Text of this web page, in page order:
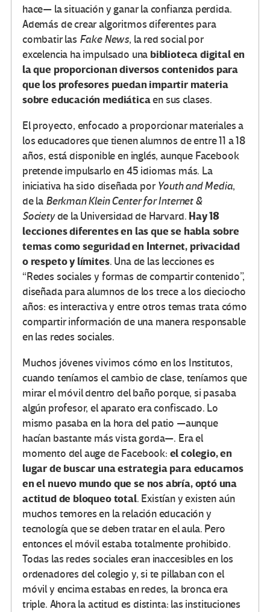
hace— la situación y ganar la confianza perdida.
Además de crear algoritmos diferentes para
combatir las Fake News, la red social por
excelencia ha impulsado una biblioteca digital en
la que proporcionan diversos contenidos para
que los profesores puedan impartir materia
sobre educación mediáticaen sus clases.
El proyecto, enfocado a proporcionar materiales a
los educadores que tienen alumnos de entre 11 a 18
años, está disponible en inglés, aunque Facebook
pretende impulsarlo en 45 idiomas más. La
iniciativa ha sido diseñada por Youth and Media,
de la Berkman Klein Center for Internet &
Societyde la Universidad de Harvard. Hay 18
lecciones diferentes en las que se habla sobre
temas como seguridad en Internet, privacidad
o respeto y límites. Una de las lecciones es
“Redes sociales y formas de compartir contenido”,
diseñada para alumnos de los trece a los dieciocho
años: es interactiva y entre otros temas trata cómo
compartir información de una manera responsable
en las redes sociales.
Muchos jóvenes vivimos cómo en los Institutos,
cuando teníamos el cambio de clase, teníamos que
mirar el móvil dentro del baño porque, si pasaba
algún profesor, el aparato era confiscado. Lo
mismo pasaba en la hora del patio —aunque
hacían bastante más vista gorda—. Era el
momento del auge de Facebook: el colegio, en
lugar de buscar una estrategia para educarnos
en el nuevo mundo que se nos abría, optó una
actitud de bloqueo total. Existían y existen aún
muchos temores en la relación educación y
tecnología que se deben tratar en el aula. Pero
entonces el móvil estaba totalmente prohibido.
Todas las redes sociales eran inaccesibles en los
ordenadores del colegio y, si te pillaban con el
móvil y encima estabas en redes, la bronca era
triple. Ahora la actitud es distinta: las instituciones